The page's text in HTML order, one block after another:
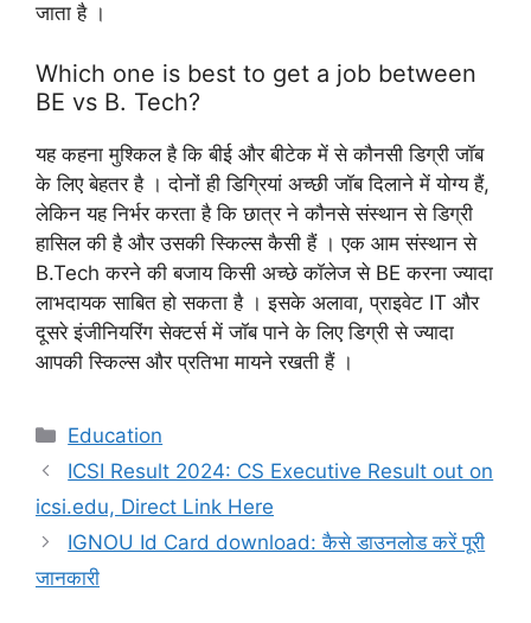
जाता है ।
Which one is best to get a job between
BE vs B. Tech?
यह कहना मुश्किल है कि बीई और बीटेक में से कौनसी डिग्री जॉब
के लिए बेहतर है । दोनों ही डिग्रियां अच्छी जॉब दिलाने में योग्य हैं,
लेकिन यह निर्भर करता है कि छात्र ने कौनसे संस्थान से डिग्री
हासिल की है और उसकी स्किल्स कैसी हैं । एक आम संस्थान से
B.Tech करने की बजाय किसी अच्छे कॉलेज से BE करना ज्यादा
लाभदायक साबित हो सकता है । इसके अलावा, प्राइवेट IT और
दूसरे इंजीनियरिंग सेक्टर्स में जॉब पाने के लिए डिग्री से ज्यादा
आपकी स्किल्स और प्रतिभा मायने रखती हैं ।
Categories
Education
ICSI Result 2024: CS Executive Result out on
icsi.edu, Direct Link Here
IGNOU Id Card download: कैसे डाउनलोड करें पूरी
जानकारी